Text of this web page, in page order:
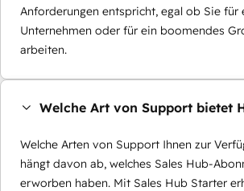
Anforderungen entspricht, egal ob Sie für
Unternehmen oder für ein boomendes
arbeiten.
Welche Art von Support bietet
Welche Arten von Support Ihnen zur
hängt davon ab, welches Sales Hub-
erworben haben. Mit Sales Hub Starter